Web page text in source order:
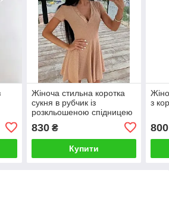
Жіноча стильна коротка
сукня в рубчик із
розкльошеною спідницею
830₴
Купити
з
800